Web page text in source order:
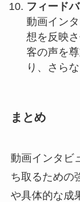
フィード
動画イン
想を反映
客の声を
り、さら
まとめ
動画インタビ
ち取るための
や具体的な成